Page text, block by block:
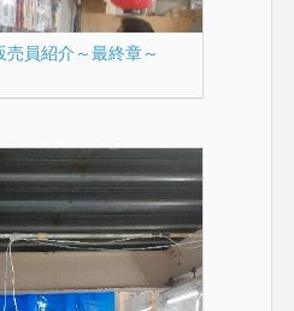
員紹介～最終章～